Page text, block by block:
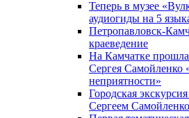
Теперь в музее
аудиогиды на 5
Петропавловск-
краеведение
На Камчатке
Сергея Самойленко
неприятности»
Городская
Сергеем Самойленко